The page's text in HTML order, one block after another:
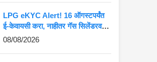
LPG eKYC Alert! 16 ऑगस्टपर्यंत
ई-केवायसी करा, नाहीतर गॅस सिलेंडरवर
येणार संकट?
08/08/2026